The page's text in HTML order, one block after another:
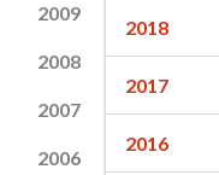
2009
2008
2007
2006
2018
2017
2016